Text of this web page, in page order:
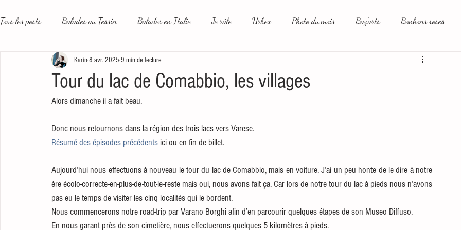
Tous les posts Balades au Tessin Balades en Italie Je râle Urbex Photo du mois Baz'arts Bonbons roses
Le plus beau métier du monde Un peu plus loin
Tour du lac de Comabbio, les villages
Karin8 avr. 2025 9 min de lecture
Alors dimanche il a fait beau.
Donc nous retournons dans la région des trois lacs vers Varese.
Résumé des épisodes précédents ici ou en fin de billet.
Aujourd’hui nous effectuons à nouveau le tour du lac de Comabbio, mais en voiture. J’ai un peu honte de le dire à notre
ère écolo-correcte-en-plus-de-tout-le-reste mais oui, nous avons fait ça. Car lors de notre tour du lac à pieds nous n’avons
pas eu le temps de visiter les cinq localités qui le bordent.
Nous commencerons notre road-trip par Varano Borghi afin d’en parcourir quelques étapes de son Museo Diffuso.
En nous garant près de son cimetière, nous effectuerons quelques 5 kilomètres à pieds.